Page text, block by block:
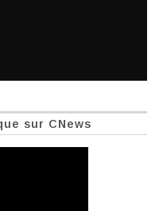
sur CNews